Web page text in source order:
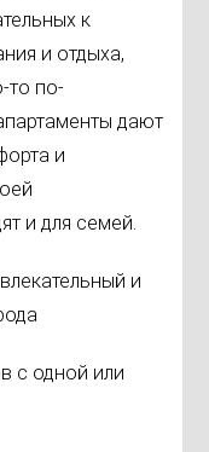
к
и отдыха,
то по-
дают
и
и для семей.
и
с одной или